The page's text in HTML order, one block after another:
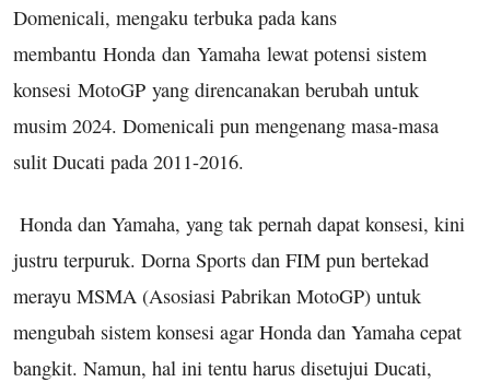
Domenicali, mengaku terbuka pada kans
membantu Honda dan Yamaha lewat potensi sistem
konsesi MotoGP yang direncanakan berubah untuk
musim 2024. Domenicali pun mengenang masa-masa
sulit Ducati pada 2011-2016.
Honda dan Yamaha, yang tak pernah dapat konsesi, kini
justru terpuruk. Dorna Sports dan FIM pun bertekad
merayu MSMA (Asosiasi Pabrikan MotoGP) untuk
mengubah sistem konsesi agar Honda dan Yamaha cepat
bangkit. Namun, hal ini tentu harus disetujui Ducati,